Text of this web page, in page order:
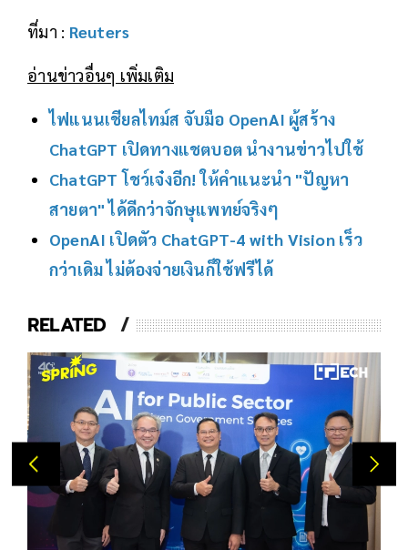
ที่มา : Reuters
อ่านข่าวอื่นๆ เพิ่มเติม
ไฟแนนเชียลไทม์ส จับมือ OpenAI ผู้สร้าง
ChatGPT เปิดทางแชตบอต นำงานข่าวไปใช้
ChatGPT โชว์เจ๋งอีก! ให้คำแนะนำ "ปัญหา
สายตา" ได้ดีกว่าจักษุแพทย์จริงๆ
OpenAI เปิดตัว ChatGPT-4 with Vision เร็ว
กว่าเดิม ไม่ต้องจ่ายเงินก็ใช้ฟรีได้
RELATED